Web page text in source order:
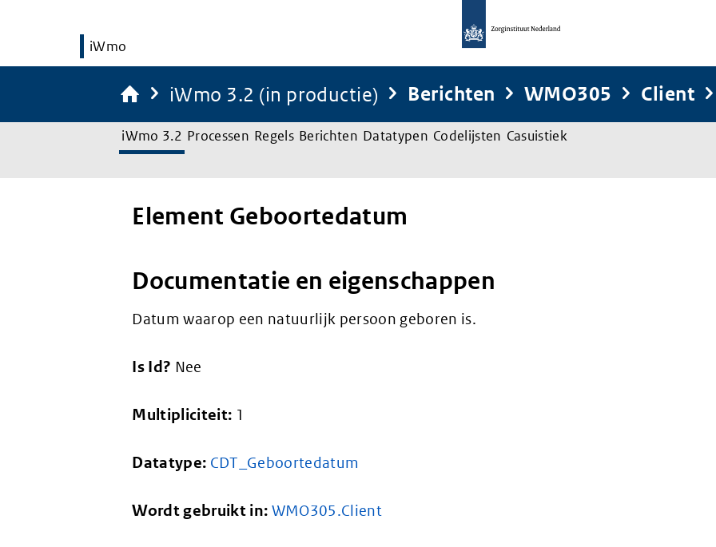
iWmo
iWmo 3.2 (in productie) Berichten WMO305 Client
iWmo 3.2 Processen Regels Berichten Datatypen Codelijsten Casuistiek
Element Geboortedatum
Documentatie en eigenschappen
Datum waarop een natuurlijk persoon geboren is.
Is Id? Nee
Multipliciteit: 1
Datatype: CDT_Geboortedatum
Wordt gebruikt in: WMO305.Client